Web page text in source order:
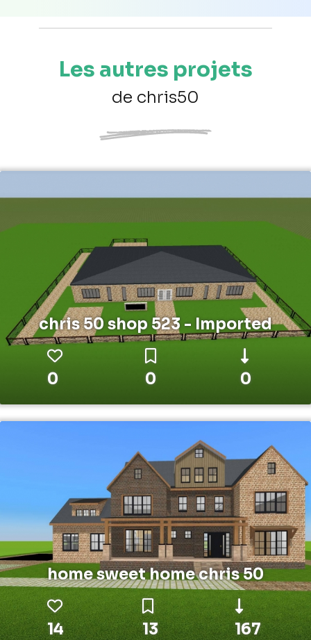
Les autres projets
de chris50
chris 50 shop 523 - Imported
0 0 0
home sweet home chris 50
14 13 167